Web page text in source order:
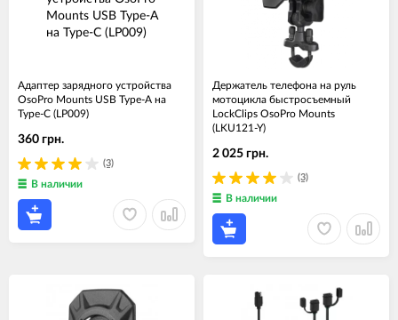
Адаптер зарядного устройства
OsoPro Mounts USB Type-A на
Type-C (LP009)
(3)
360 грн.
В наличии
Держатель телефона на руль
мотоцикла быстросъемный
LockClips OsoPro Mounts
(LKU121-Y)
(3)
2 025 грн.
В наличии